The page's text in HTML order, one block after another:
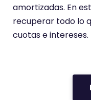
amortizadas. En
recuperar todo lo
cuotas e intereses.